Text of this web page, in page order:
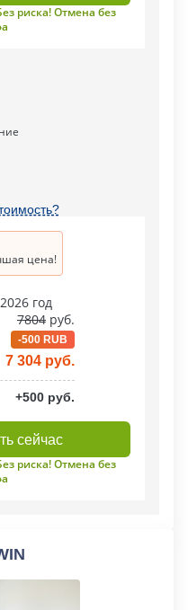
риска! Отмена без
цена!
год
7804 руб.
-500 RUB
7 304 руб.
+500 руб.
сейчас
риска! Отмена без